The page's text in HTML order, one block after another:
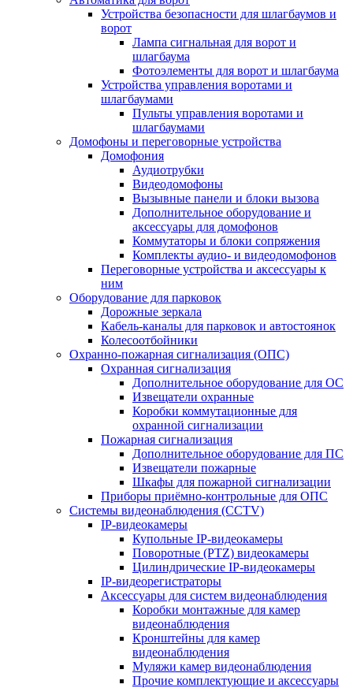
Устройства безопасности для шлагбаумов и
ворот
Лампа сигнальная для ворот и
шлагбаума
Фотоэлементы для ворот и шлагбаума
Устройства управления воротами и
шлагбаумами
Пульты управления воротами и
шлагбаумами
Домофоны и переговорные устройства
Домофония
Аудиотрубки
Видеодомофоны
Вызывные панели и блоки вызова
Дополнительное оборудование и
аксессуары для домофонов
Коммутаторы и блоки сопряжения
Комплекты аудио- и видеодомофонов
Переговорные устройства и аксессуары к
ним
Оборудование для парковок
Дорожные зеркала
Кабель-каналы для парковок и автостоянок
Колесоотбойники
Охранно-пожарная сигнализация (ОПС)
Охранная сигнализация
Дополнительное оборудование для ОС
Извещатели охранные
Коробки коммутационные для
охранной сигнализации
Пожарная сигнализация
Дополнительное оборудование для ПС
Извещатели пожарные
Шкафы для пожарной сигнализации
Приборы приёмно-контрольные для ОПС
Системы видеонаблюдения (CCTV)
IP-видеокамеры
Купольные IP-видеокамеры
Поворотные (PTZ) видеокамеры
Цилиндрические IP-видеокамеры
IP-видеорегистраторы
Аксессуары для систем видеонаблюдения
Коробки монтажные для камер
видеонаблюдения
Кронштейны для камер
видеонаблюдения
Муляжи камер видеонаблюдения
Прочие комплектующие и аксессуары